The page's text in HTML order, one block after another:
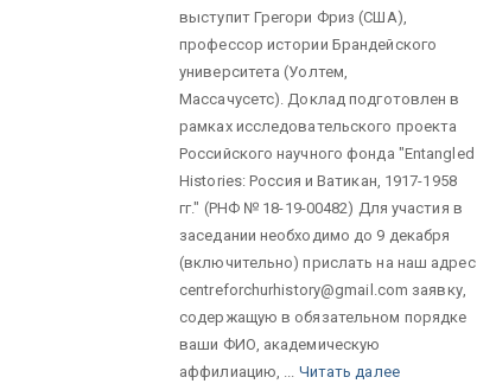
выступит Грегори Фриз (США),
профессор истории Брандейского
университета (Уолтем,
Массачусетс). Доклад подготовлен в
рамках исследовательского проекта
Российского научного фонда "Entangled
Histories: Россия и Ватикан, 1917-1958
гг." (РНФ № 18-19-00482) Для участия в
заседании необходимо до 9 декабря
(включительно) прислать на наш адрес
centreforchurhistory@gmail.com заявку,
содержащую в обязательном порядке
ваши ФИО, академическую
аффилиацию, ... Читать далее